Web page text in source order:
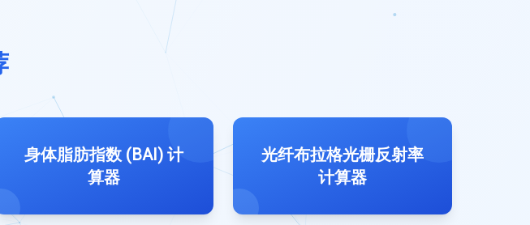
身体脂肪指数 (BAI) 计
算器
光纤布拉格光栅反射率
计算器